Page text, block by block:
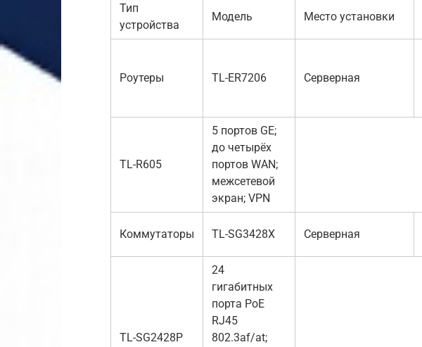
Тип
устройства
Модель Место установки
Роутеры TL-ER7206 Серверная
TL-R605
5 портов GE;
до четырёх
портов WAN;
межсетевой
экран; VPN
Коммутаторы TL-SG3428X Серверная
TL-SG2428P
24
гигабитных
порта PoE
RJ45
802.3af/at;